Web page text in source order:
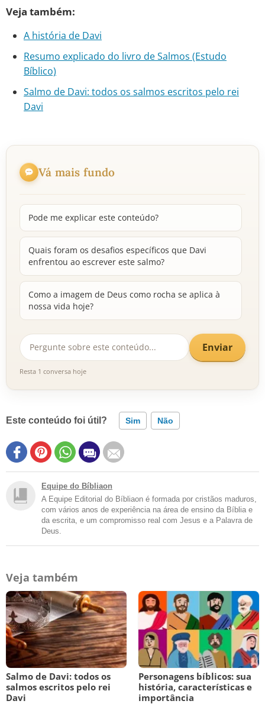
Veja também:
A história de Davi
Resumo explicado do livro de Salmos (Estudo
Bíblico)
Salmo de Davi: todos os salmos escritos pelo rei
Davi
Vá mais fundo
Pode me explicar este conteúdo?
Quais foram os desafios específicos que Davi
enfrentou ao escrever este salmo?
Como a imagem de Deus como rocha se aplica à
nossa vida hoje?
Enviar
Resta 1 conversa hoje
Este conteúdo foi útil? Sim Não
Equipe do Bíbliaon
A Equipe Editorial do Bíbliaon é formada por cristãos maduros,
com vários anos de experiência na área de ensino da Bíblia e
da escrita, e um compromisso real com Jesus e a Palavra de
Deus.
Veja também
Salmo de Davi: todos os
salmos escritos pelo rei
Davi
Personagens bíblicos: sua
história, características e
importância